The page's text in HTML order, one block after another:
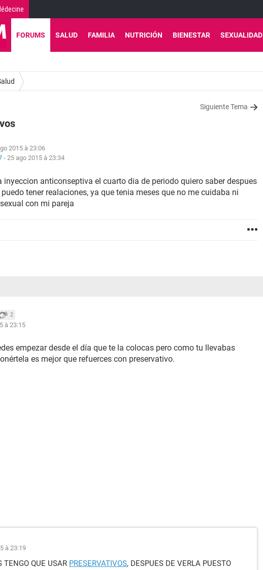
FORUMS SALUD FAMILIA NUTRICIÓN BIENESTAR SEXUALIDAD
Siguiente Tema
2015 à 23:06
- 25 ago 2015 à 23:34
inyeccion anticonseptiva el cuarto dia de periodo quiero saber despues
tener realaciones, ya que tenia meses que no me cuidaba ni
con mi pareja
2
à 23:15
empezar desde el día que te la colocas pero como tu llevabas
es mejor que refuerces con preservativo.
à 23:19
TENGO QUE USAR PRESERVATIVOS, DESPUES DE VERLA PUESTO